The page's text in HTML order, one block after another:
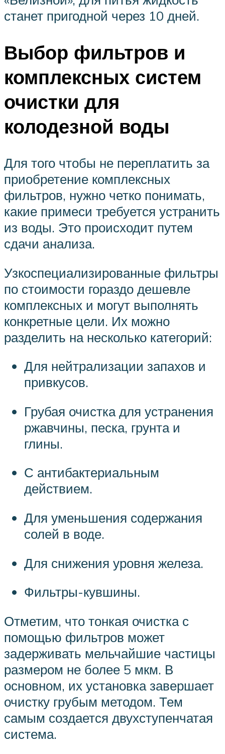
станет пригодной через 10 дней.
Выбор фильтров и
комплексных систем
очистки для
колодезной воды
Для того чтобы не переплатить за
приобретение комплексных
фильтров, нужно четко понимать,
какие примеси требуется устранить
из воды. Это происходит путем
сдачи анализа.
Узкоспециализированные фильтры
по стоимости гораздо дешевле
комплексных и могут выполнять
конкретные цели. Их можно
разделить на несколько категорий:
Для нейтрализации запахов и
привкусов.
Грубая очистка для устранения
ржавчины, песка, грунта и
глины.
С антибактериальным
действием.
Для уменьшения содержания
солей в воде.
Для снижения уровня железа.
Фильтры-кувшины.
Отметим, что тонкая очистка с
помощью фильтров может
задерживать мельчайшие частицы
размером не более 5 мкм. В
основном, их установка завершает
очистку грубым методом. Тем
самым создается двухступенчатая
система.